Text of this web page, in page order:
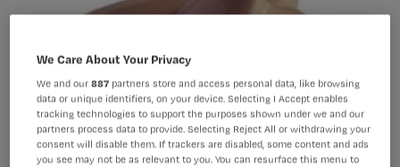
We Care About Your Privacy
We and our887 partners store and access personal data, like browsing
data or unique identifiers, on your device. Selecting I Accept enables
tracking technologies to support the purposes shown under we and our
partners process data to provide. Selecting Reject All or withdrawing your
consent will disable them. If trackers are disabled, some content and ads
you see may not be as relevant to you. You can resurface this menu to